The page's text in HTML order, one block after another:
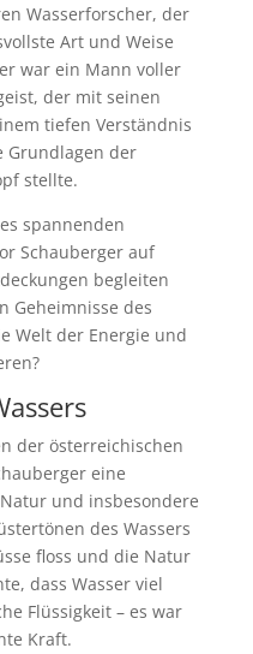
Wasserforscher, der
Art und Weise
war ein Mann voller
der mit seinen
tiefen Verständnis
Grundlagen der
stellte.
spannenden
Schauberger auf
begleiten
Geheimnisse des
Welt der Energie und
der österreichischen
eine
und insbesondere
des Wassers
floss und die Natur
dass Wasser viel
Flüssigkeit – es war
Kraft.